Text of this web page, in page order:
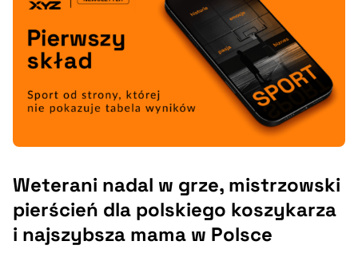
Weterani nadal w grze, mistrzowski
pierścień dla polskiego koszykarza
i najszybsza mama w Polsce